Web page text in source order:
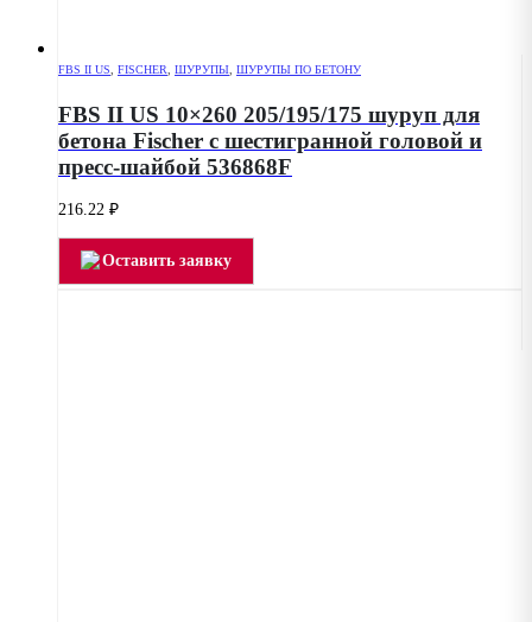
FBS II US FISCHER ШУРУПЫ ШУРУПЫ ПО БЕТОНУ
FBS II US 10×260 205/195/175 шуруп для
бетона Fischer с шестигранной головой и
пресс-шайбой 536868F
216.22 ₽
Оставить заявку